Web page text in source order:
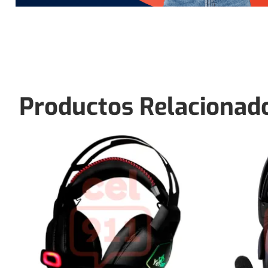
Productos